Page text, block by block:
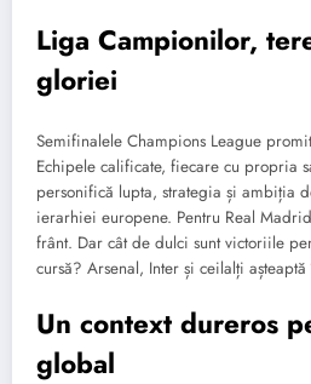
Liga Campionilor,
gloriei
Semifinalele Champions League
Echipele calificate, fiecare cu propria
personifică lupta, strategia și ambiția
ierarhiei europene. Pentru Real
frânt. Dar cât de dulci sunt victoriile
cursă? Arsenal, Inter și ceilalți
Un context dureros
global